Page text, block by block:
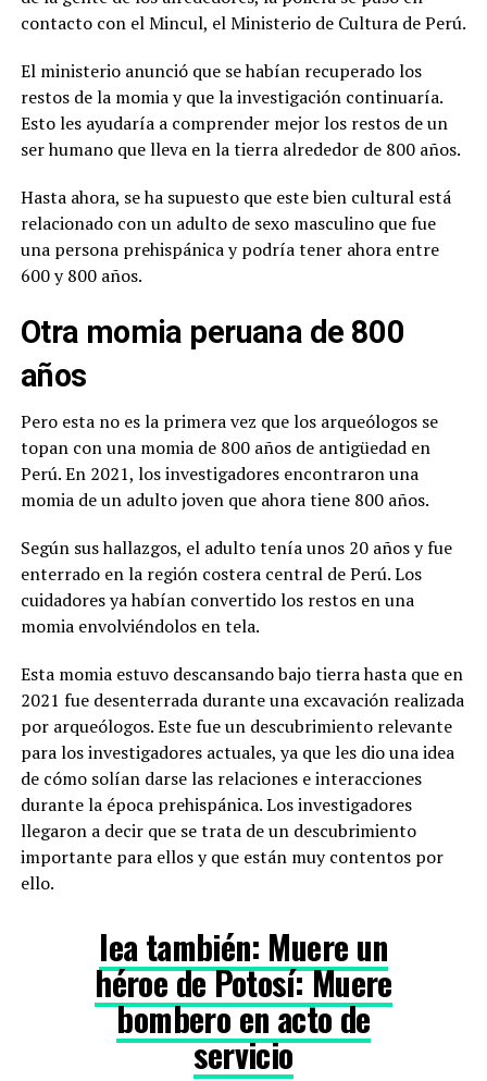
contacto con el Mincul, el Ministerio de Cultura de Perú.
El ministerio anunció que se habían recuperado los
restos de la momia y que la investigación continuaría.
Esto les ayudaría a comprender mejor los restos de un
ser humano que lleva en la tierra alrededor de 800 años.
Hasta ahora, se ha supuesto que este bien cultural está
relacionado con un adulto de sexo masculino que fue
una persona prehispánica y podría tener ahora entre
600 y 800 años.
Otra momia peruana de 800
años
Pero esta no es la primera vez que los arqueólogos se
topan con una momia de 800 años de antigüedad en
Perú. En 2021, los investigadores encontraron una
momia de un adulto joven que ahora tiene 800 años.
Según sus hallazgos, el adulto tenía unos 20 años y fue
enterrado en la región costera central de Perú. Los
cuidadores ya habían convertido los restos en una
momia envolviéndolos en tela.
Esta momia estuvo descansando bajo tierra hasta que en
2021 fue desenterrada durante una excavación realizada
por arqueólogos. Este fue un descubrimiento relevante
para los investigadores actuales, ya que les dio una idea
de cómo solían darse las relaciones e interacciones
durante la época prehispánica. Los investigadores
llegaron a decir que se trata de un descubrimiento
importante para ellos y que están muy contentos por
ello.
lea también: Muere un
héroe de Potosí: Muere
bombero en acto de
servicio